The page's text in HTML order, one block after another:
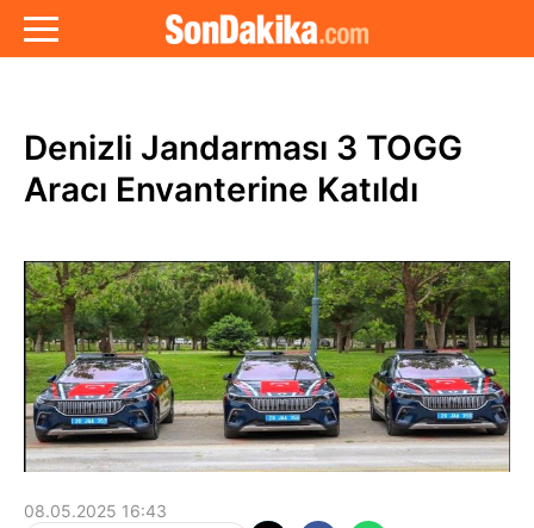
Denizli Jandarması 3 TOGG
Aracı Envanterine Katıldı
08.05.2025 16:43